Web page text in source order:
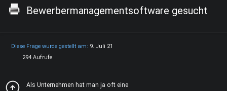
Bewerbermanagementsoftware gesucht
Diese Frage wurde gestellt am: 9. Juli 21
294 Aufrufe
Als Unternehmen hat man ja oft eine